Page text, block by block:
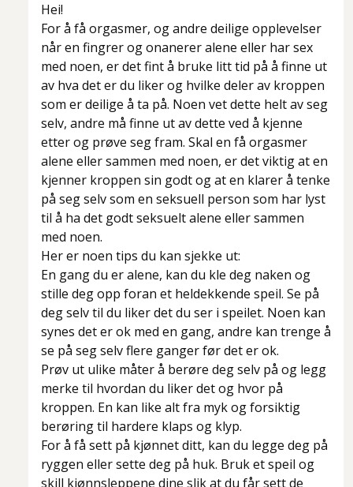
Hei!
For å få orgasmer, og andre deilige opplevelser
når en fingrer og onanerer alene eller har sex
med noen, er det fint å bruke litt tid på å finne ut
av hva det er du liker og hvilke deler av kroppen
som er deilige å ta på. Noen vet dette helt av seg
selv, andre må finne ut av dette ved å kjenne
etter og prøve seg fram. Skal en få orgasmer
alene eller sammen med noen, er det viktig at en
kjenner kroppen sin godt og at en klarer å tenke
på seg selv som en seksuell person som har lyst
til å ha det godt seksuelt alene eller sammen
med noen.
Her er noen tips du kan sjekke ut:
En gang du er alene, kan du kle deg naken og
stille deg opp foran et heldekkende speil. Se på
deg selv til du liker det du ser i speilet. Noen kan
synes det er ok med en gang, andre kan trenge å
se på seg selv flere ganger før det er ok.
Prøv ut ulike måter å berøre deg selv på og legg
merke til hvordan du liker det og hvor på
kroppen. En kan like alt fra myk og forsiktig
berøring til hardere klaps og klyp.
For å få sett på kjønnet ditt, kan du legge deg på
ryggen eller sette deg på huk. Bruk et speil og
skill kjønnsleppene dine slik at du får sett de